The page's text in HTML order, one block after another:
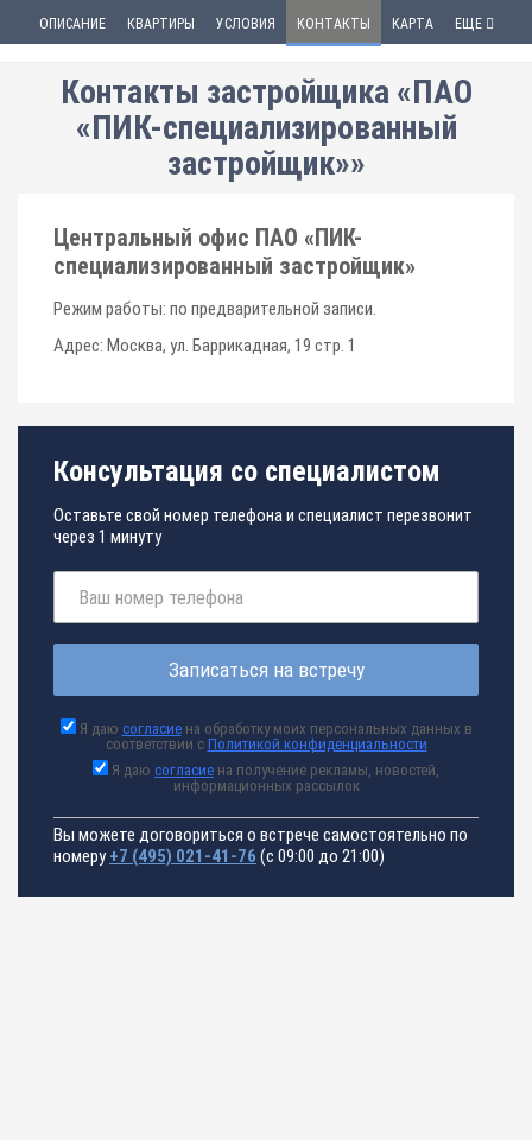
ОПИСАНИЕ КВАРТИРЫ УСЛОВИЯ КОНТАКТЫ КАРТА ЕЩЕ
Контакты застройщика «ПАО
«ПИК-специализированный
застройщик»»
Центральный офис ПАО «ПИК-
специализированный застройщик»
Режим работы: по предварительной записи.
Адрес: Москва, ул. Баррикадная, 19 стр. 1
Консультация со специалистом
Оставьте свой номер телефона и специалист перезвонит
через 1 минуту
Записаться на встречу
Я даю согласиена обработку моих персональных данных в
соответствии с Политикой конфиденциальности
Я даю согласие на получение рекламы, новостей,
информационных рассылок
Вы можете договориться о встрече самостоятельно по
номеру+7 (495) 021-41-76 (с 09:00 до 21:00)